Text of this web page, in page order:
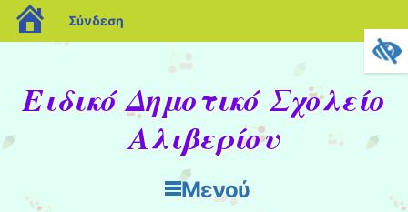
blogs.sch.gr
Σύνδεση
Ειδικό Δημοτικό Σχολείο
Αλιβερίου
Μενού